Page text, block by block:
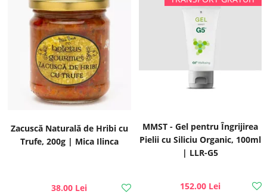
Zacuscă Naturală de Hribi cu
Trufe, 200g | Mica Ilinca
38.00 Lei
MMST - Gel pentru Îngrijirea
Pielii cu Siliciu Organic, 100ml
| LLR-G5
152.00 Lei